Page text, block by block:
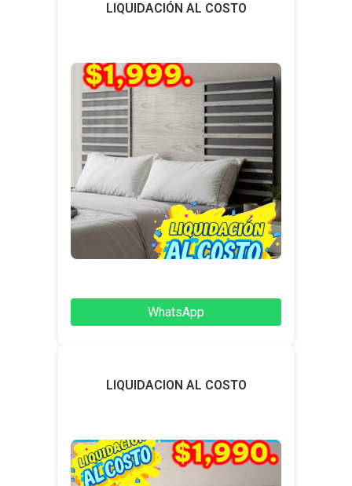
LIQUIDACIÓN AL COSTO
WhatsApp
LIQUIDACION AL COSTO